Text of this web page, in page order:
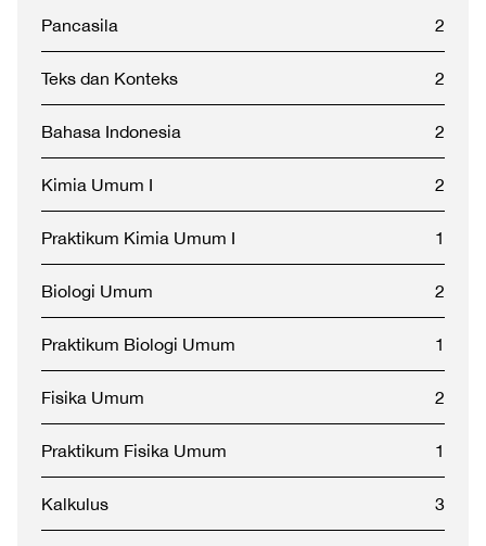
Pancasila 2
Teks dan Konteks 2
Bahasa Indonesia 2
Kimia Umum I 2
Praktikum Kimia Umum I 1
Biologi Umum 2
Praktikum Biologi Umum 1
Fisika Umum 2
Praktikum Fisika Umum 1
Kalkulus 3